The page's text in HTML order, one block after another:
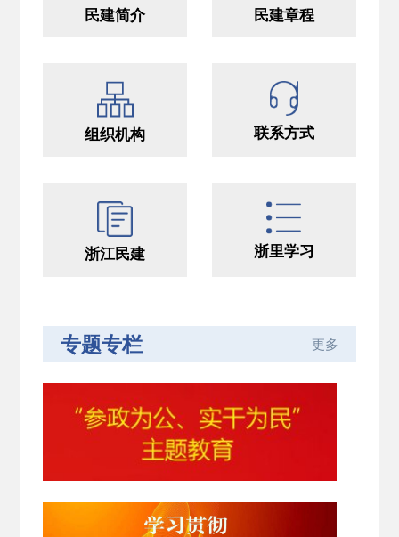
民建简介 民建章程
组织机构 联系方式
浙江民建 浙里学习
专题专栏 更多